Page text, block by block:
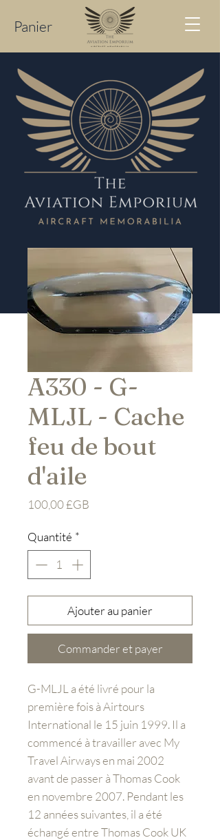
Panier
A330 - G-
MLJL - Cache
feu de bout
d'aile
100,00 £GB
Quantité *
Ajouter au panier
Commander et payer
G-MLJL a été livré pour la
première fois à Airtours
International le 15 juin 1999. Il a
commencé à travailler avec My
Travel Airways en mai 2002
avant de passer à Thomas Cook
en novembre 2007. Pendant les
12 années suivantes, il a été
échangé entre Thomas Cook UK